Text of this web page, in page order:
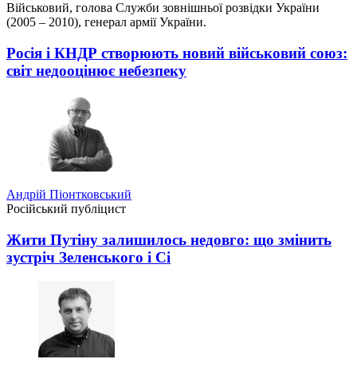
Військовий, голова Служби зовнішньої розвідки України
(2005 – 2010), генерал армії України.
Росія і КНДР створюють новий військовий союз:
світ недооцінює небезпеку
Андрій Піонтковський
Російський публіцист
Жити Путіну залишилось недовго: що змінить
зустріч Зеленського і Сі